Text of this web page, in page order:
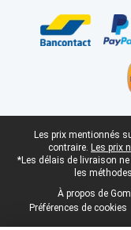
Pied-de-page légal
Les prix mentionnés
contraire. Les prix
*Les délais de livraison
les
À propos de
Préférences de cookies